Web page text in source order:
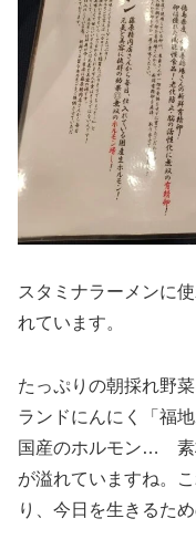
スタミナラーメンに
れています。
たっぷりの朝採れ野
ランドにんにく「福
国産のホルモン… 素
が溢れていますね。
り、今日を生きるた